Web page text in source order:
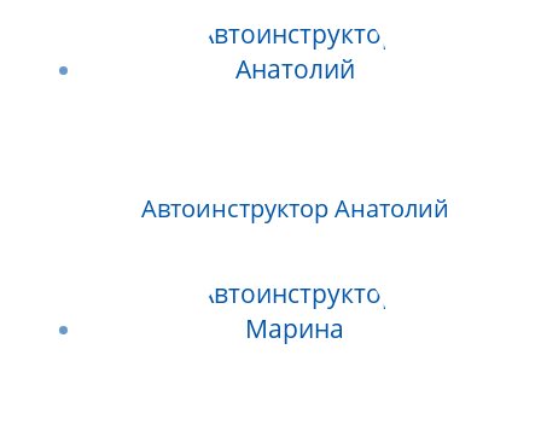
Автоинструктор Анатолий